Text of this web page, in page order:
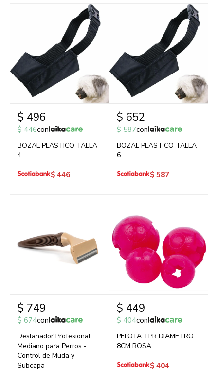
$ 496
$ 446con
BOZAL PLASTICO TALLA
4
$ 446
$ 652
$ 587con
BOZAL PLASTICO TALLA
6
$ 587
$ 749
$ 674con
Deslanador Profesional
Mediano para Perros -
Control de Muda y
Subcapa
$ 449
$ 404con
PELOTA TPR DIAMETRO
8CM ROSA
$ 404